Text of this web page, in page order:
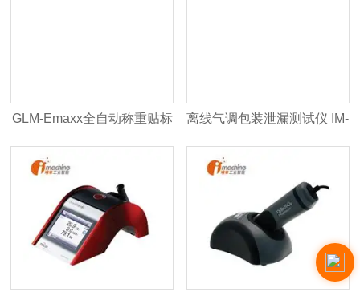
GLM-Emaxx全自动称重贴标
机
离线气调包装泄漏测试仪 IM-
LeakPointer II